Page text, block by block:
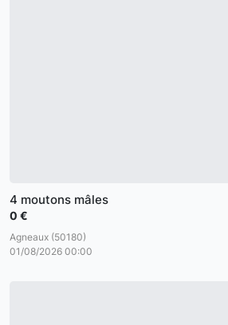
4 moutons mâles
0 €
Agneaux (50180)
01/08/2026 00:00